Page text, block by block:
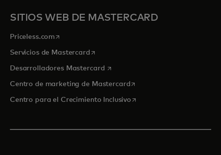
SITIOS WEB DE MASTERCARD
Priceless.com se abre en una pestaña nueva
Servicios de Mastercardse abre en una pestaña nueva
Desarrolladores Mastercard se abre en una pestaña nueva
Centro de marketing de Mastercardse abre en una pestaña
Centro para el Crecimiento Inclusivose abre en una pestaña